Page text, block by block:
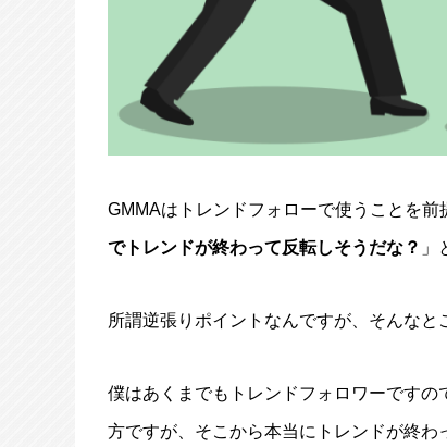
GMMAはトレンドフォローで使うことを
でトレンドが終わって反転しそうだな？ 」
所謂逆張りポイントなんですが、そんなと
僕はあくまでもトレンドフォロワーです
方ですが、そこから本当にトレンドが終わ